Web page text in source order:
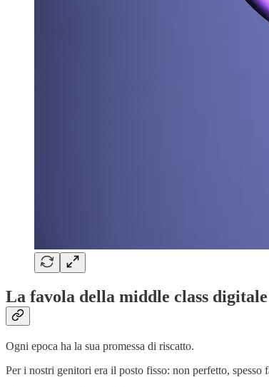
La favola della middle class digitale
Ogni epoca ha la sua promessa di riscatto.
Per i nostri genitori era il posto fisso: non perfetto,